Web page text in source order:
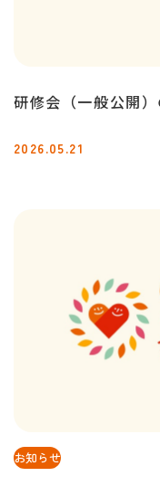
研修会（一般公開
2026.05.21
お知らせ